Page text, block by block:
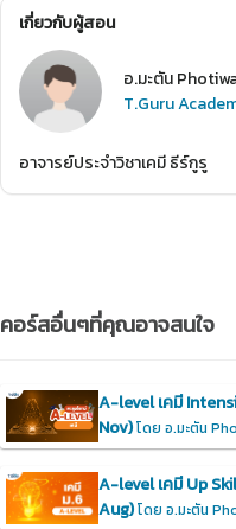
เกี่ยวกับผู้สอน
อ.มะตัน
T.Guru
อาจารย์ประจำวิชาเคมี ธีร์กูรู
คอร์สอื่นๆที่คุณอาจสนใจ
A-level เคมี
Nov)โดย อ.มะตัน
A-level เคมี Up
Aug)โดย อ.มะตัน